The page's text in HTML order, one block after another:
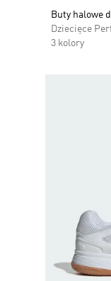
Buty halowe
Dziecięce
3 kolory